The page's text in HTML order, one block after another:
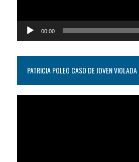
00:00
PATRICIA POLEO CASO DE JOVEN VIOLADA